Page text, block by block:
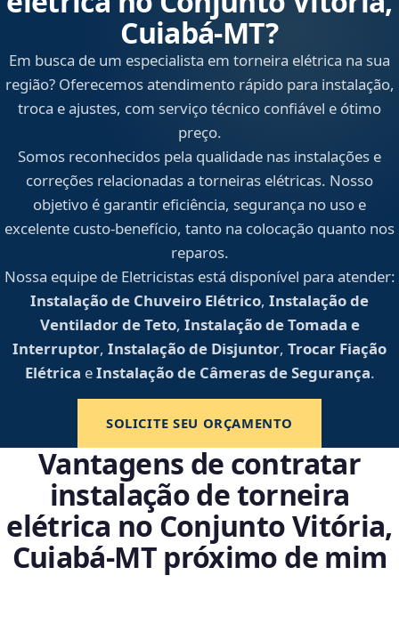
Cuiabá‑MT?
Em busca de um especialista em torneira elétrica na sua
região? Oferecemos atendimento rápido para instalação,
troca e ajustes, com serviço técnico confiável e ótimo
preço.
Somos reconhecidos pela qualidade nas instalações e
correções relacionadas a torneiras elétricas. Nosso
objetivo é garantir eficiência, segurança no uso e
excelente custo-benefício, tanto na colocação quanto nos
reparos.
Nossa equipe de Eletricistas está disponível para atender:
Instalação de Chuveiro Elétrico, Instalação de
Ventilador de Teto, Instalação de Tomada e
Interruptor, Instalação de Disjuntor, Trocar Fiação
Elétrica eInstalação de Câmeras de Segurança.
SOLICITE SEU ORÇAMENTO
Vantagens de contratar
instalação de torneira
elétrica no Conjunto Vitória,
Cuiabá‑MT próximo de mim